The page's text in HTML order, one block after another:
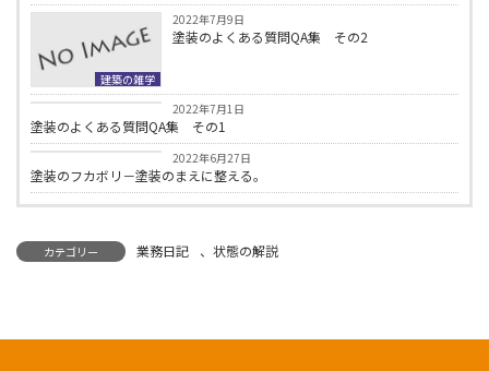
建築の雑学
2022年7月9日
塗装のよくある質問QA集 その2
建築の雑学
2022年7月1日
塗装のよくある質問QA集 その1
建築の雑学
2022年6月27日
塗装のフカボリ－塗装のまえに整える。
カテゴリー 業務日記 、 状態の解説